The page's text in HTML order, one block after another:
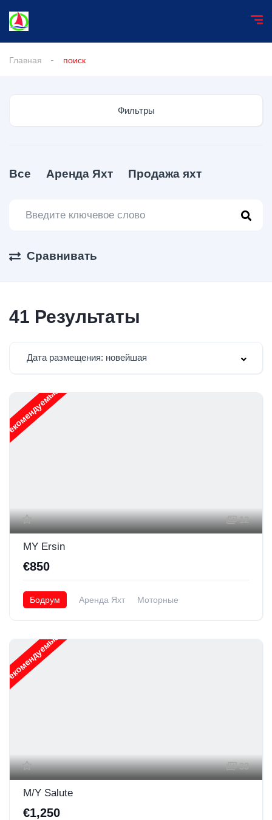
Главная поиск
Фильтры
Все Аренда Яхт Продажа яхт
Сравнивать
41 Результаты
Дата размещения: новейшая
Рекомендуемые
12
MY Ersin
€850
Бодрум Аренда Яхт Моторные
Рекомендуемые
33
M/Y Salute
€1,250